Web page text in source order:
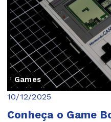
Games
10/12/2025
Conheça o Game